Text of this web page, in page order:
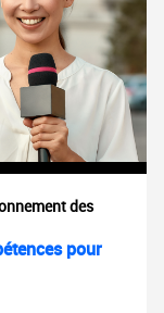
des
pour